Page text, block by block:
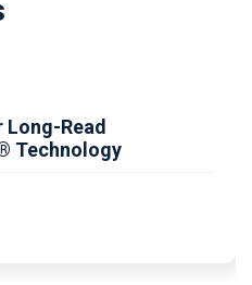
Read
Technology